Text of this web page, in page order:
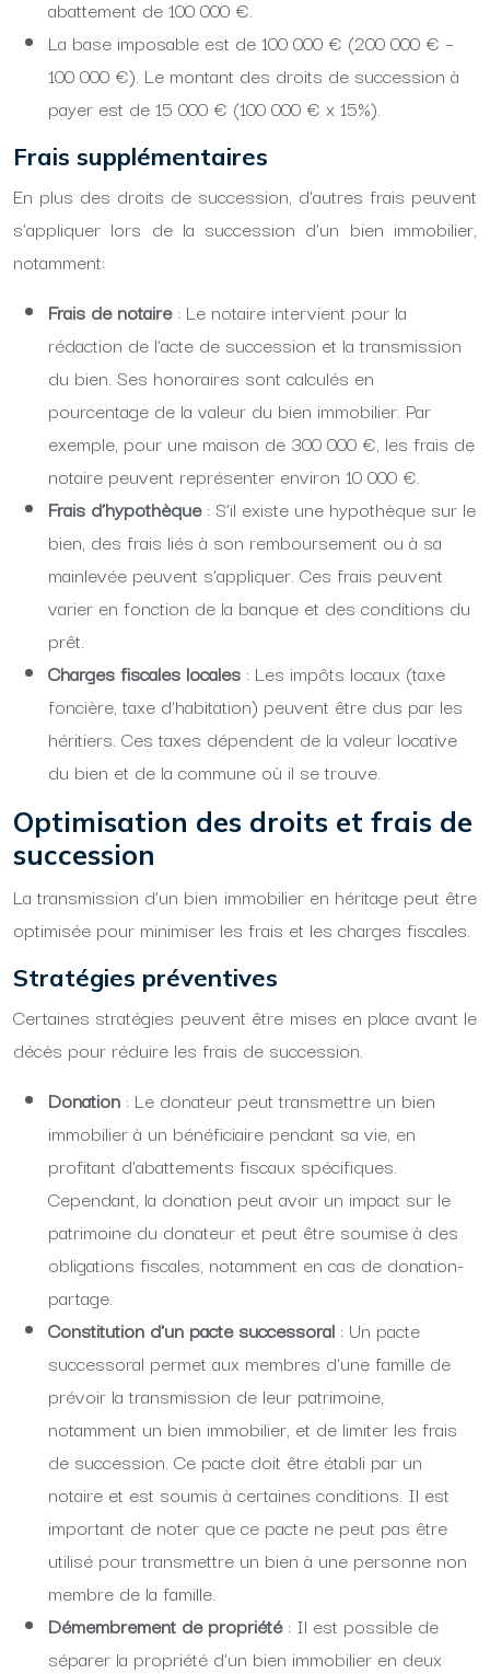
abattement de 100 000 €.
La base imposable est de 100 000 € (200 000 € –
100 000 €). Le montant des droits de succession à
payer est de 15 000 € (100 000 € x 15%).
Frais supplémentaires
En plus des droits de succession, d’autres frais peuvent
s’appliquer lors de la succession d’un bien immobilier,
notamment:
Frais de notaire: Le notaire intervient pour la
rédaction de l’acte de succession et la transmission
du bien. Ses honoraires sont calculés en
pourcentage de la valeur du bien immobilier. Par
exemple, pour une maison de 300 000 €, les frais de
notaire peuvent représenter environ 10 000 €.
Frais d’hypothèque: S’il existe une hypothèque sur le
bien, des frais liés à son remboursement ou à sa
mainlevée peuvent s’appliquer. Ces frais peuvent
varier en fonction de la banque et des conditions du
prêt.
Charges fiscales locales : Les impôts locaux (taxe
foncière, taxe d’habitation) peuvent être dus par les
héritiers. Ces taxes dépendent de la valeur locative
du bien et de la commune où il se trouve.
Optimisation des droits et frais de
succession
La transmission d’un bien immobilier en héritage peut être
optimisée pour minimiser les frais et les charges fiscales.
Stratégies préventives
Certaines stratégies peuvent être mises en place avant le
décès pour réduire les frais de succession.
Donation : Le donateur peut transmettre un bien
immobilier à un bénéficiaire pendant sa vie, en
profitant d’abattements fiscaux spécifiques.
Cependant, la donation peut avoir un impact sur le
patrimoine du donateur et peut être soumise à des
obligations fiscales, notamment en cas de donation-
partage.
Constitution d’un pacte successoral : Un pacte
successoral permet aux membres d’une famille de
prévoir la transmission de leur patrimoine,
notamment un bien immobilier, et de limiter les frais
de succession. Ce pacte doit être établi par un
notaire et est soumis à certaines conditions. Il est
important de noter que ce pacte ne peut pas être
utilisé pour transmettre un bien à une personne non
membre de la famille.
Démembrement de propriété: Il est possible de
séparer la propriété d’un bien immobilier en deux